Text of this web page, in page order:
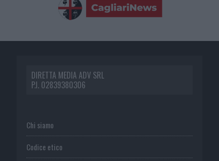
DIRETTA MEDIA ADV SRL
P.I. 02839380306
Chi siamo
Codice etico